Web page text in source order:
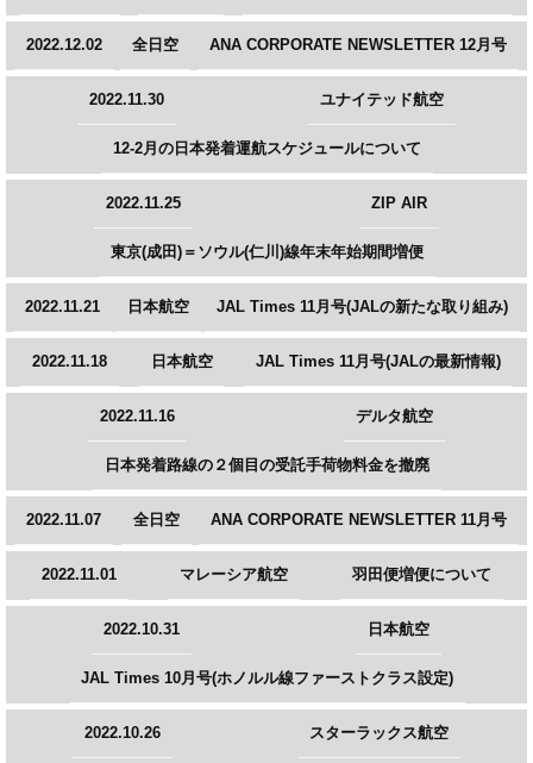
2022.12.02 全日空 ANA CORPORATE NEWSLETTER 12月号
2022.11.30 ユナイテッド航空
12-2月の日本発着運航スケジュールについて
2022.11.25 ZIP AIR
東京(成田)＝ソウル(仁川)線年末年始期間増便
2022.11.21 日本航空 JAL Times 11月号(JALの新たな取り組み)
2022.11.18 日本航空 JAL Times 11月号(JALの最新情報)
2022.11.16 デルタ航空
日本発着路線の２個目の受託手荷物料金を撤廃
2022.11.07 全日空 ANA CORPORATE NEWSLETTER 11月号
2022.11.01 マレーシア航空 羽田便増便について
2022.10.31 日本航空
JAL Times 10月号(ホノルル線ファーストクラス設定)
2022.10.26 スターラックス航空